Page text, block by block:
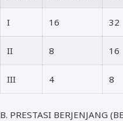
I 16 32
II 8 16
III 4 8
B. PRESTASI BERJENJANG